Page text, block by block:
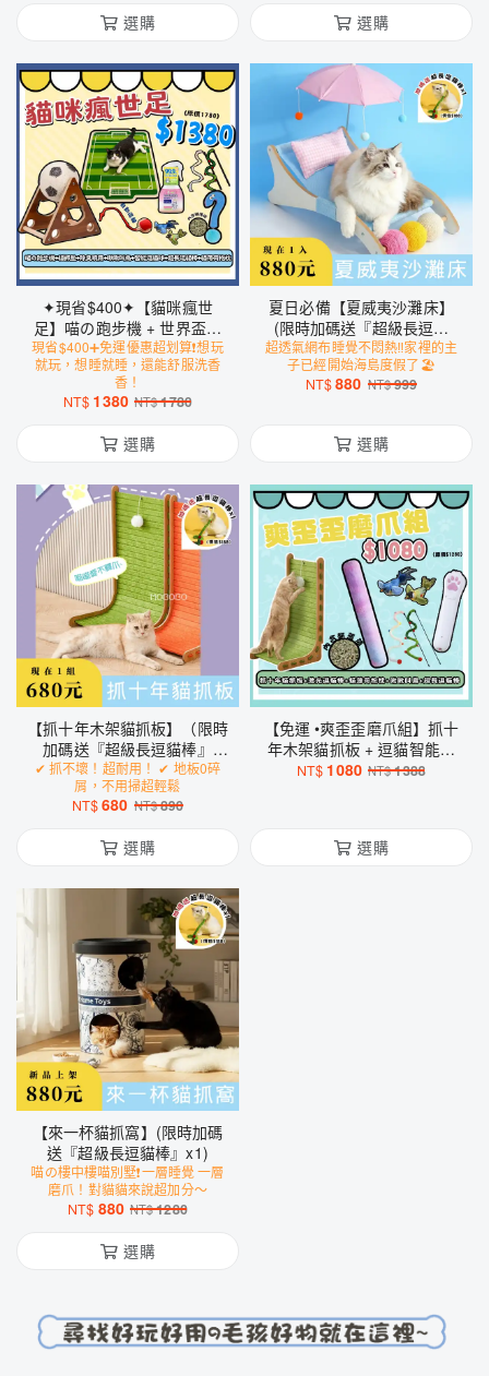
選購 選購
✦現省$400✦【貓咪瘋世
足】喵の跑步機 + 世界盃貓
抓墊 + 空間除臭劑 + 小尾巴
智能逗貓球 + 貓薄荷抱枕 +
超級長逗貓棒 + 會叫の小鳥
玩具
現省$400➕免運優惠超划算❗️想玩
就玩，想睡就睡，還能舒服洗香
香！
NT$ 1380 NT$1780
選購
夏日必備【夏威夷沙灘床】
(限時加碼送『超級長逗貓
棒』x1)
超透氣網布睡覺不悶熱‼️家裡的主
子已經開始海島度假了🏖️
NT$880 NT$999
選購
【抓十年木架貓抓板】（限時
加碼送『超級長逗貓棒』
x1）
✔ 抓不壞！超耐用！ ✔ 地板0碎
屑，不用掃超輕鬆
NT$680 NT$890
選購
【免運 •爽歪歪磨爪組】抓十
年木架貓抓板 + 逗貓智能球
+ 貓薄荷抱枕 + 超級長逗貓
NT$ 1080 NT$1388
選購
【來一杯貓抓窩】(限時加碼
送『超級長逗貓棒』x1)
喵の樓中樓喵別墅❗️一層睡覺 一層
磨爪！對貓貓來說超加分～
NT$ 880 NT$1280
選購